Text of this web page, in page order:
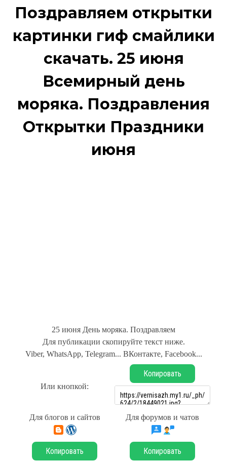
Поздравляем открытки
картинки гиф смайлики
скачать. 25 июня
Всемирный день
моряка. Поздравления
Открытки Праздники
июня
25 июня День моряка. Поздравляем
Для публикации скопируйте текст ниже.
Viber, WhatsApp, Telegram... ВКонтакте, Facebook...
Или кнопкой:
Копировать
Для блогов и сайтов Для форумов и чатов
Копировать Копировать